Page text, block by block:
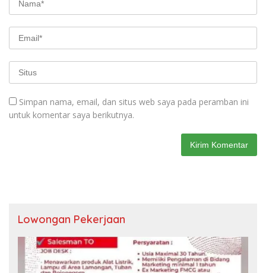
Simpan nama, email, dan situs web saya pada peramban ini
untuk komentar saya berikutnya.
Lowongan Pekerjaan